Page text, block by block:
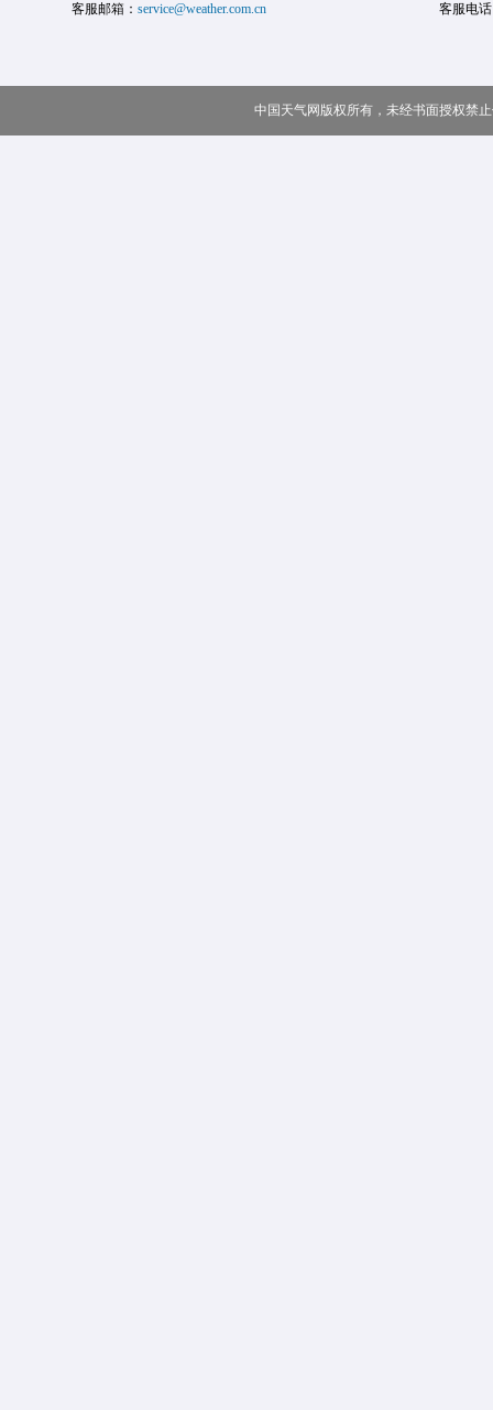
客服邮箱： service@weather.com.cn 客服电
中国天气网版权所有，未经书面授权